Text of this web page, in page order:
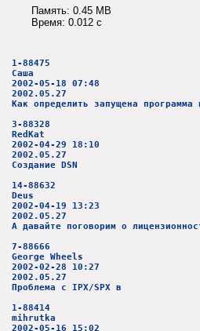
Память: 0.45 MB
Время: 0.012 c
1-88475
Саша
2002-05-18 07:48
2002.05.27
Как определить запущена программа
3-88328
RedKat
2002-04-29 18:10
2002.05.27
Создание DSN
14-88632
Deus
2002-04-19 13:23
2002.05.27
А давайте поговорим о
7-88666
George Wheels
2002-02-28 10:27
2002.05.27
Проблема с IPX/SPX в
1-88414
mihrutka
2002-05-16 15:02